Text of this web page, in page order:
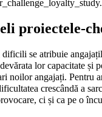
proiectele-
se atribuie
lor capacitate și
noilor angajați. Pentru
crescândă a
ci și ca pe o